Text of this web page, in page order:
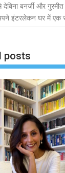
बनर्जी और गुरमीत
इंटरलेकन घर में
posts